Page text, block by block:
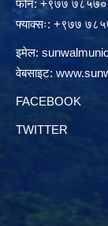
फोन: +९७७
फ्याक्सः: +९७७
इमेल:
वेबसाइट:
FACEBOOK
TWITTER